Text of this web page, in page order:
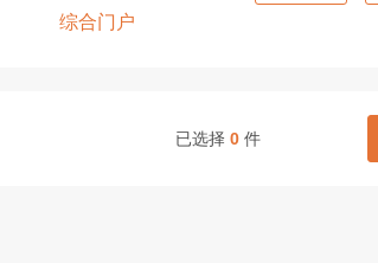
综合门户
已选择 0 件